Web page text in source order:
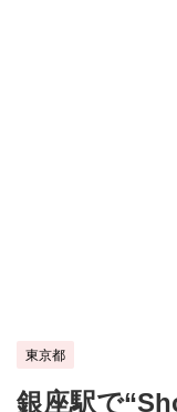
東京都
銀座駅で